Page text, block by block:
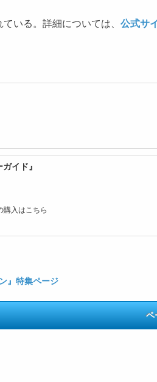
いる。詳細については、 公式サ
イド』
購入はこちら
』特集ページ
ペ